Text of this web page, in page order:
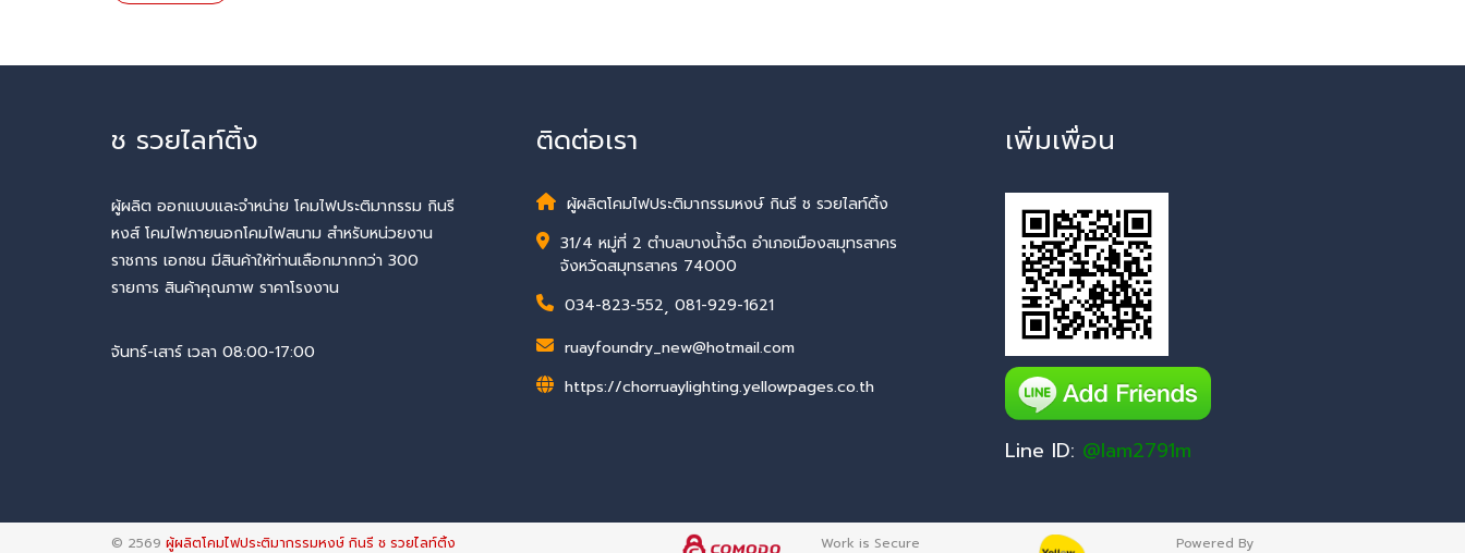
ช รวยไลท์ติ้ง
ผู้ผลิต ออกแบบและจำหน่าย โคมไฟประติมากรรม กินรี
หงส์ โคมไฟภายนอกโคมไฟสนาม สำหรับหน่วยงาน
ราชการ เอกชน มีสินค้าให้ท่านเลือกมากกว่า 300
รายการ สินค้าคุณภาพ ราคาโรงงาน
จันทร์-เสาร์ เวลา 08:00-17:00
ติดต่อเรา
ผู้ผลิตโคมไฟประติมากรรมหงษ์ กินรี ช รวยไลท์ติ้ง
31/4 หมู่ที่ 2 ตำบลบางน้ำจืด อำเภอเมืองสมุทรสาคร
จังหวัดสมุทรสาคร 74000
034-823-552, 081-929-1621
ruayfoundry_new@hotmail.com
https://chorruaylighting.yellowpages.co.th
เพิ่มเพื่อน
Line ID: @lam2791m
© 2569 ผู้ผลิตโคมไฟประติมากรรมหงษ์ กินรี ช รวยไลท์ติ้ง Work is Secure Powered By